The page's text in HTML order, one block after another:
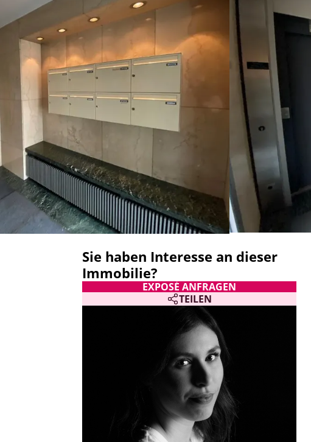
Sie haben Interesse an dieser
Immobilie?
EXPOSÉ ANFRAGEN
TEILEN